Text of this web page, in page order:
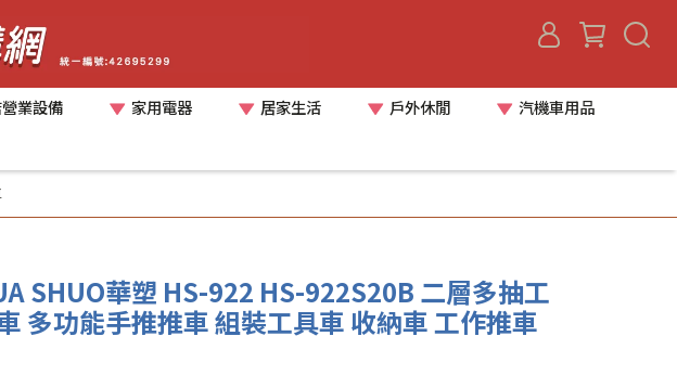
業設備 家用電器 居家生活 戶外休閒
汽機車用品
SHUO華塑 HS-922 HS-922S20B 二層多抽工
多功能手推推車 組裝工具車 收納車 工作推車